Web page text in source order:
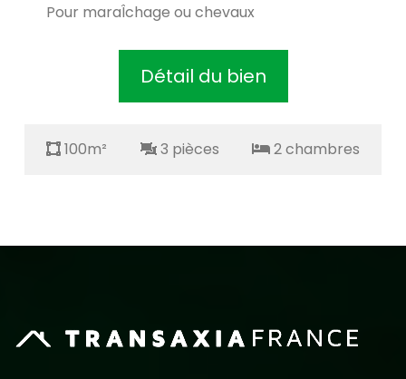
Pour maraÎchage ou chevaux
Détail du bien
100m² 3 pièces 2 chambres